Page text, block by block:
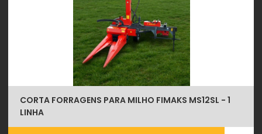
CORTA FORRAGENS PARA MILHO FIMAKS MS12SL - 1
LINHA